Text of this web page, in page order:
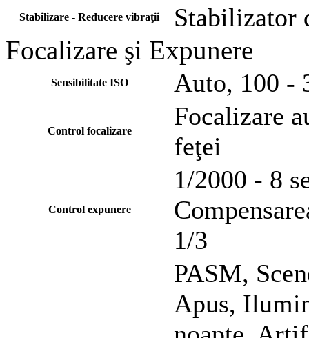
Stabilizare - Reducere vibraţii Stabilizator
Focalizare şi Expunere
Sensibilitate ISO Auto, 100 -
Control focalizare
Focalizare
feţei
Control expunere
1/2000 - 8
1/3
PASM,
Apus,